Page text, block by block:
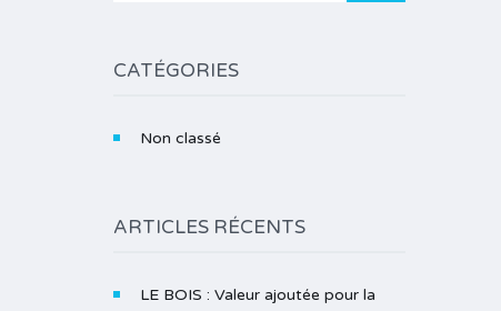
CATÉGORIES
Non classé
ARTICLES RÉCENTS
LE BOIS : Valeur ajoutée pour la